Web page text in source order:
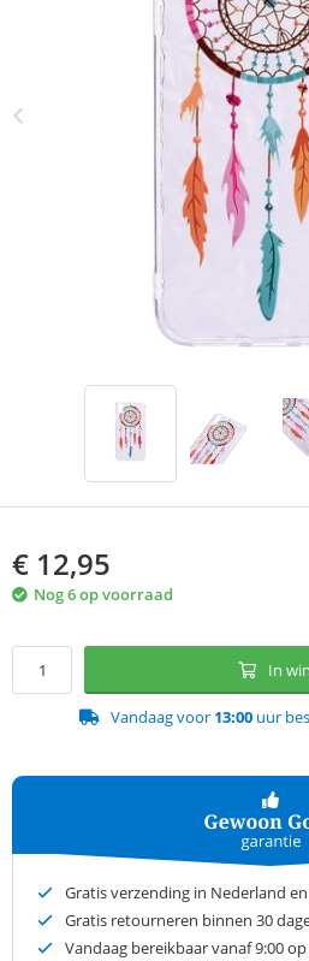
€ 12,95
Nog 6 op voorraad
In
Vandaag voor 13:00uur
Gratis verzending in Nederland
Gratis retourneren binnen 30
Vandaag bereikbaar vanaf 9:00 op